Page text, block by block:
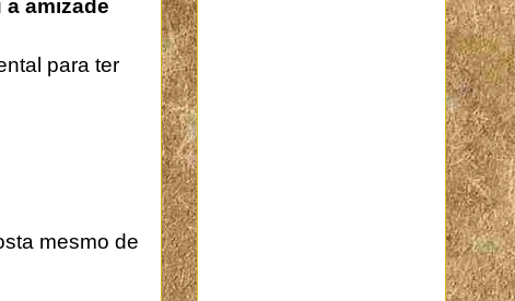
amizade
para ter
mesmo de